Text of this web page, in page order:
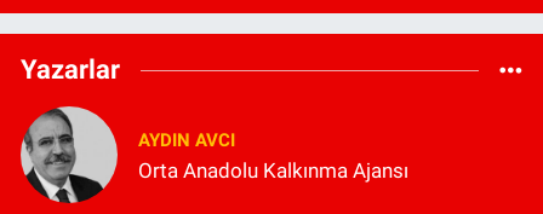
Yazarlar
AYDIN AVCI
Orta Anadolu Kalkınma Ajansı